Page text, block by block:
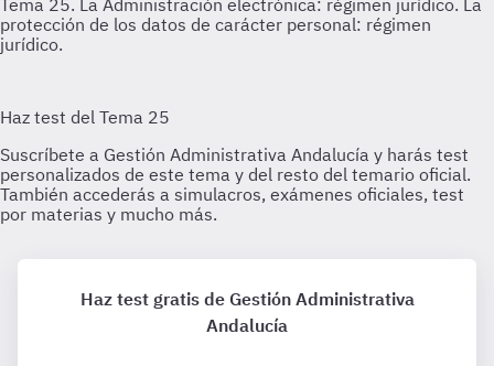
Haz test gratis de Gestión Administrativa
Andalucía